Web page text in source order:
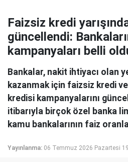
Faizsiz kredi
güncellendi:
kampanyaları belli
Bankalar, nakit ihtiyacı olan
kazanmak için faizsiz kredi
kredisi kampanyalarını
itibarıyla birçok özel banka
kamu bankalarının faiz
Yayınlanma: 06 Temmuz 2026 Pazartesi